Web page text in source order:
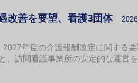
改善を要望、看護3団体
年度の介護報酬改定に関する
、訪問看護事業所の安定的な運営